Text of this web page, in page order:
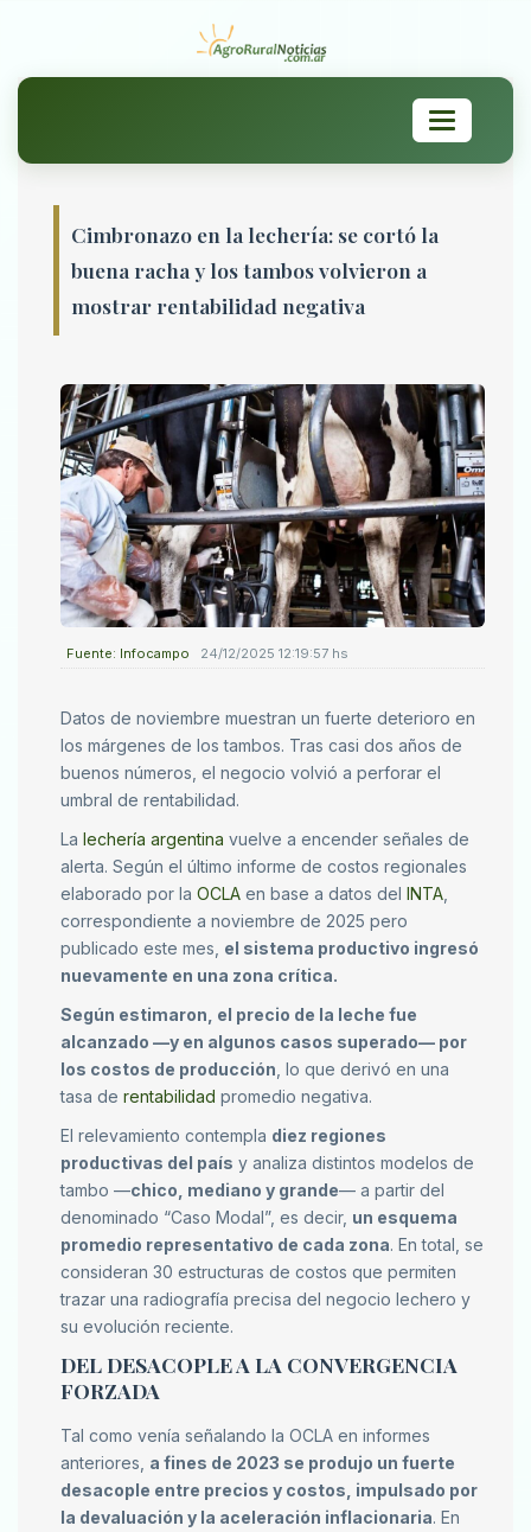
Toggle
navigation
Cimbronazo en la lechería: se cortó la
buena racha y los tambos volvieron a
mostrar rentabilidad negativa
Fuente: Infocampo 24/12/2025 12:19:57 hs
Datos de noviembre muestran un fuerte deterioro en
los márgenes de los tambos. Tras casi dos años de
buenos números, el negocio volvió a perforar el
umbral de rentabilidad.
La lechería argentina vuelve a encender señales de
alerta. Según el último informe de costos regionales
elaborado por la OCLA en base a datos del INTA
correspondiente a noviembre de 2025 pero
publicado este mes, el sistema productivo ingresó
nuevamente en una zona crítica.
Según estimaron, el precio de la leche fue
alcanzado —y en algunos casos superado— por
los costos de producción , lo que derivó en una
tasa de rentabilidad promedio negativa.
El relevamiento contempla diez regiones
productivas del país y analiza distintos modelos de
tambo —chico, mediano y grande— a partir del
denominado “Caso Modal”, es decir, un esquema
promedio representativo de cada zona. En total, se
consideran 30 estructuras de costos que permiten
trazar una radiografía precisa del negocio lechero y
su evolución reciente.
DEL DESACOPLE A LA CONVERGENCIA
FORZADA
Tal como venía señalando la OCLA en informes
anteriores, a fines de 2023 se produjo un fuerte
desacople entre precios y costos, impulsado por
la devaluación y la aceleración inflacionaria. En